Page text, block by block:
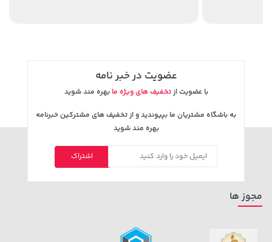
خرید
165,900
عضویت در خبر نامه
با عضویت ازتخفیف های ویژه ما بهره مند شوید
به باشگاه مشتریان ما بپیوندید و از تخفیف های مشترکین خبرنامه
بهره مند شوید
اشتراک
مجوز ها